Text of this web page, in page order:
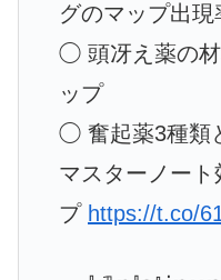
グのマップ出
◯ 頭冴え薬の
ップ
◯ 奮起薬3種類
マスターノー
プ https://t.co/